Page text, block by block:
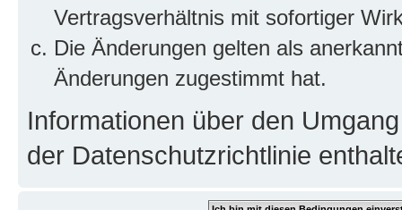
Vertragsverhältnis mit sofortiger
Die Änderungen gelten als
Änderungen zugestimmt hat.
Informationen über den
der Datenschutzrichtlinie